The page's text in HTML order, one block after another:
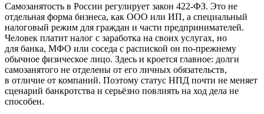
Самозанятость в России регулирует закон 422-ФЗ. Это не
отдельная форма бизнеса, как ООО или ИП, а специальный
налоговый режим для граждан и части предпринимателей.
Человек платит налог с заработка на своих услугах, но
для банка, МФО или соседа с распиской он по-прежнему
обычное физическое лицо. Здесь и кроется главное: долги
самозанятого не отделены от его личных обязательств,
в отличие от компаний. Поэтому статус НПД почти не меняет
сценарий банкротства и серьёзно повлиять на ход дела не
способен.